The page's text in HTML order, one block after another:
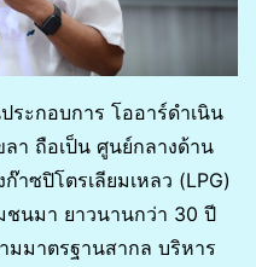
ระกอบการ โออาร์ดำเนิน
า ถือเป็น ศูนย์กลางด้าน
ซปิโตรเลียมเหลว (LPG)
นมา ยาวนานกว่า 30 ปี
มมาตรฐานสากล บริหาร